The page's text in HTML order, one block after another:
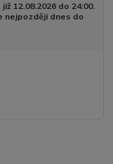
12.08.2026 do 24:00.
nejpozději dnes do